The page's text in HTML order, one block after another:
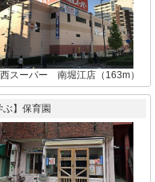
スーパー 南堀江店（163m）
ぶ】保育園